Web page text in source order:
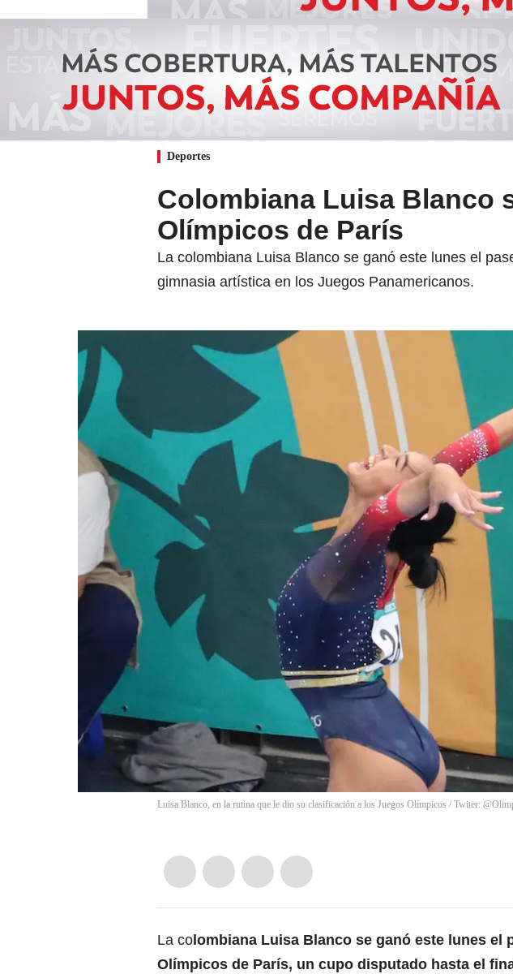
Deportes
Colombiana Luisa Blanco
Olímpicos de París
La colombiana Luisa Blanco se ganó este lunes el
gimnasia artística en los Juegos Panamericanos.
Luisa Blanco, en la rutina que le dio su clasificación a los Juegos Olímpicos / Twiter:
La co lombiana Luisa Blanco se ganó este lunes el
Olímpicos de París, un cupo disputado hasta el